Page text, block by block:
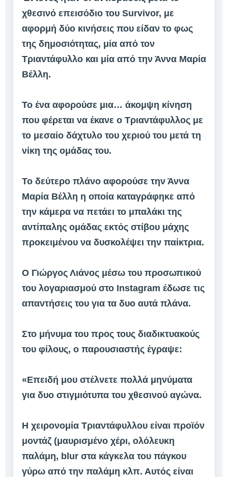
χθεσινό επεισόδιο του Survivor, με
αφορμή δύο κινήσεις που είδαν το φως
της δημοσιότητας, μία από τον
Τριαντάφυλλο και μία από την Άννα Μαρία
Βέλλη.
Το ένα αφορούσε μια… άκομψη κίνηση
που φέρεται να έκανε ο Τριαντάφυλλος με
το μεσαίο δάχτυλο του χεριού του μετά τη
νίκη της ομάδας του.
Το δεύτερο πλάνο αφορούσε την Άννα
Μαρία Βέλλη η οποία καταγράφηκε από
την κάμερα να πετάει το μπαλάκι της
αντίπαλης ομάδας εκτός στίβου μάχης
προκειμένου να δυσκολέψει την παίκτρια.
Ο Γιώργος Λιάνος μέσω του προσωπικού
του λογαριασμού στο Instagram έδωσε τις
απαντήσεις του για τα δυο αυτά πλάνα.
Στο μήνυμα του προς τους διαδικτυακούς
του φίλους, ο παρουσιαστής έγραψε:
«Επειδή μου στέλνετε πολλά μηνύματα
για δυο στιγμιότυπα του χθεσινού αγώνα.
Η χειρονομία Τριαντάφυλλου είναι προϊόν
μοντάζ (μαυρισμένο χέρι, ολόλευκη
παλάμη, blur στα κάγκελα του πάγκου
γύρω από την παλάμη κλπ. Αυτός είναι